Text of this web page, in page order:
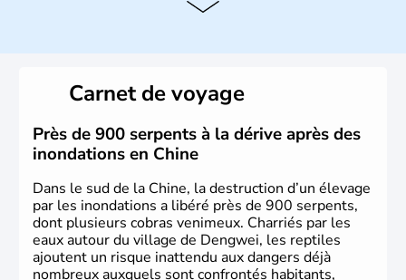
dynasties. La dynastie Qing a été la dernière à régner
jusqu'aux guerres de l'opium lorsque la Chine s'est
constituée comme nation et a retrouvé son indépendance
en 1945. Illustre pays en matière d'inventions avant-
gardistes, la Chine a été la première utilisatrice du papier,
de l'imprimerie à caractères mobiles, de la boussole et de
la poudre à canon.
Carnet de voyage
Près de 900 serpents à la dérive après des
inondations en Chine
Dans le sud de la Chine, la destruction d’un élevage
par les inondations a libéré près de 900 serpents,
dont plusieurs cobras venimeux. Charriés par les
eaux autour du village de Dengwei, les reptiles
ajoutent un risque inattendu aux dangers déjà
nombreux auxquels sont confrontés habitants,